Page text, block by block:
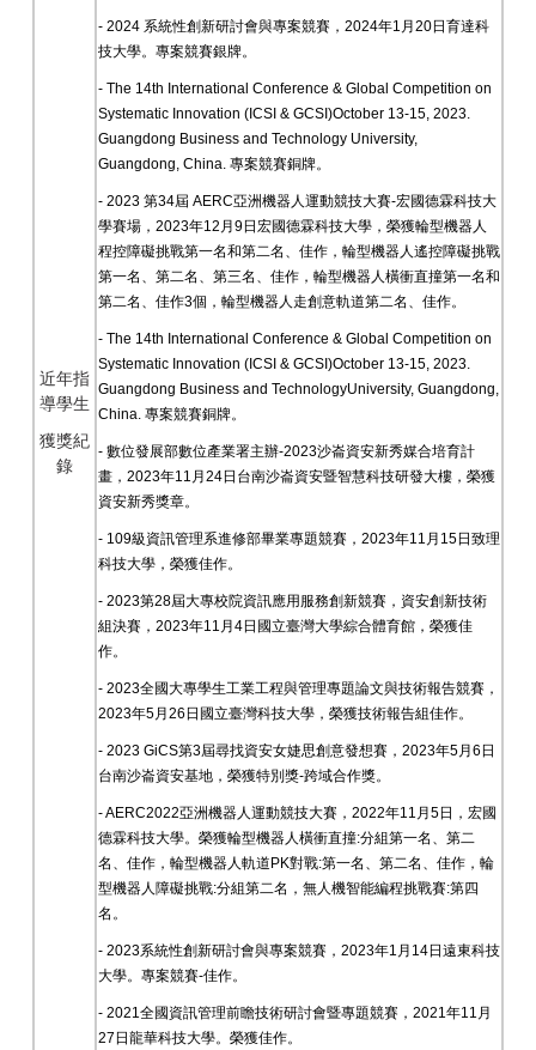
近年指
導學生
獲獎紀
錄
- 2024 系統性創新研討會與專案競賽， 2024年1 月 20日育達科
技大學。專案競賽銀牌。
- The 14th International Conference & Global Competition on
Systematic Innovation (ICSI & GCSI)October 13-15, 2023.
Guangdong Business and Technology University,
Guangdong, China. 專案競賽銅牌。
- 2023 第34屆 AERC亞洲機器人運動競技大賽-宏國德霖科技大
學賽場， 2023年12 月 9日宏國德霖科技大學，榮獲輪型機器人
程控障礙挑戰第一名和第二名、佳作，輪型機器人遙控障礙挑戰
第一名、第二名、第三名、佳作，輪型機器人橫衝直撞第一名和
第二名、佳作3個，輪型機器人走創意軌道第二名、佳作。
- The 14th International Conference & Global Competition on
Systematic Innovation (ICSI & GCSI)October 13-15, 2023.
Guangdong Business and TechnologyUniversity, Guangdong,
China. 專案競賽銅牌。
- 數位發展部數位產業署主辦-2023沙崙資安新秀媒合培育計
畫， 2023年11 月 24日台南沙崙資安暨智慧科技研發大樓，榮獲
資安新秀獎章。
- 109級資訊管理系進修部畢業專題競賽， 2023年11 月 15日致理
科技大學，榮獲佳作。
- 2023第28屆大專校院資訊應用服務創新競賽，資安創新技術
組決賽， 2023年11 月 4日國立臺灣大學綜合體育館，榮獲佳
作。
- 2023全國大專學生工業工程與管理專題論文與技術報告競賽，
2023年5月 26 日國立臺灣科技大學，榮獲技術報告組佳作。
- 2023 GiCS第3屆尋找資安女婕思創意發想賽， 2023年5月 6 日
台南沙崙資安基地，榮獲特別獎-跨域合作獎。
- AERC2022亞洲機器人運動競技大賽，2022年11月5日，宏國
德霖科技大學。榮獲輪型機器人橫衝直撞:分組第一名、第二
名、佳作，輪型機器人軌道PK對戰:第一名、第二名、佳作，輪
型機器人障礙挑戰:分組第二名，無人機智能編程挑戰賽:第四
名。
- 2023系統性創新研討會與專案競賽，2023年1月14日遠東科技
大學。專案競賽-佳作。
- 2021全國資訊管理前瞻技術研討會暨專題競賽，2021年11月
27日龍華科技大學。榮獲佳作。